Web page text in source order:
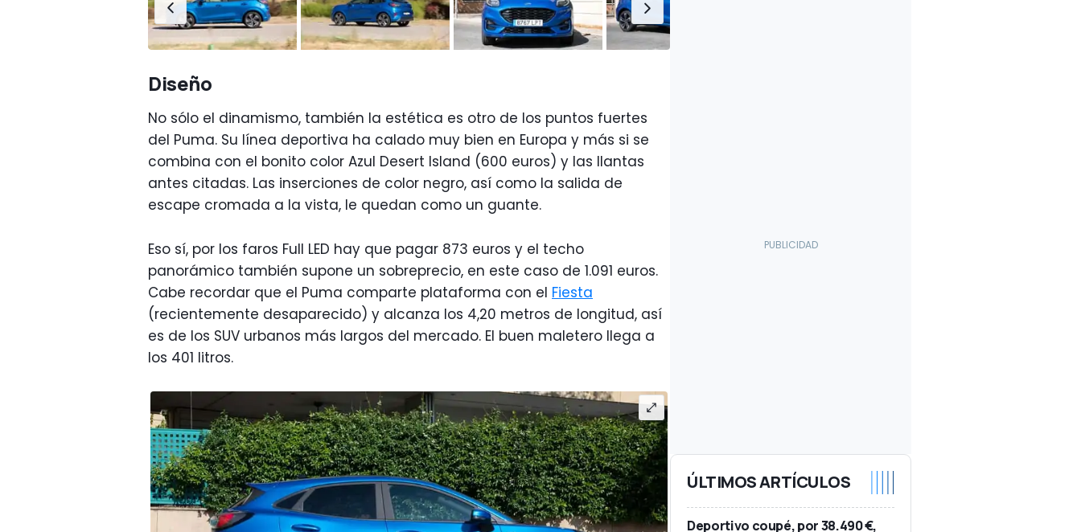
Diseño
No sólo el dinamismo, también la estética es otro de los puntos fuertes
del Puma. Su línea deportiva ha calado muy bien en Europa y más si se
combina con el bonito color Azul Desert Island (600 euros) y las llantas
antes citadas. Las inserciones de color negro, así como la salida de
escape cromada a la vista, le quedan como un guante.
Eso sí, por los faros Full LED hay que pagar 873 euros y el techo
panorámico también supone un sobreprecio, en este caso de 1.091 euros.
Cabe recordar que el Puma comparte plataforma con el Fiesta
(recientemente desaparecido) y alcanza los 4,20 metros de longitud, así
es de los SUV urbanos más largos del mercado. El buen maletero llega a
los 401 litros.
ÚLTIMOS ARTÍCULOS
Deportivo coupé, por 38.490 €,